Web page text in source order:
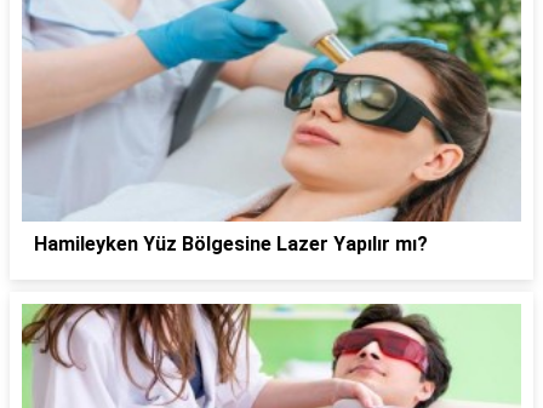
Hamileyken Yüz Bölgesine Lazer Yapılır mı?